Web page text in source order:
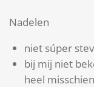
Nadelen
niet súper
bij mij niet
heel